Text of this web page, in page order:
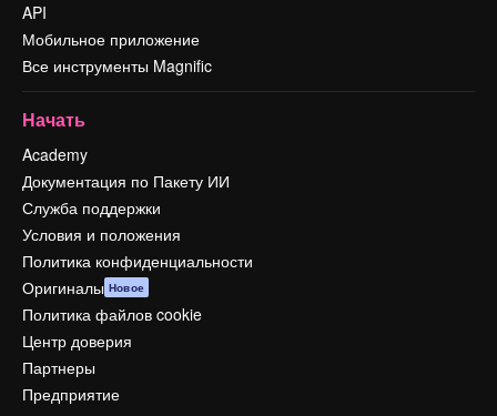
API
Мобильное приложение
Все инструменты Magnific
Начать
Academy
Документация по Пакету ИИ
Служба поддержки
Условия и положения
Политика конфиденциальности
Оригиналы Новое
Политика файлов cookie
Центр доверия
Партнеры
Предприятие